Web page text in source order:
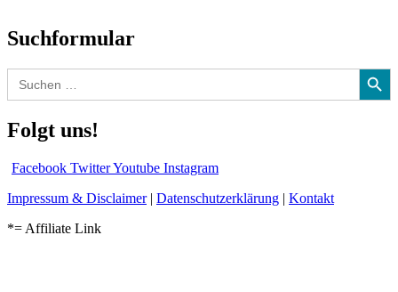
Suchformular
Search
for:
Search Button
Folgt uns!
Facebook TwitterYoutube Instagram
Impressum & Disclaimer| Datenschutzerklärung | Kontakt
*= Affiliate Link